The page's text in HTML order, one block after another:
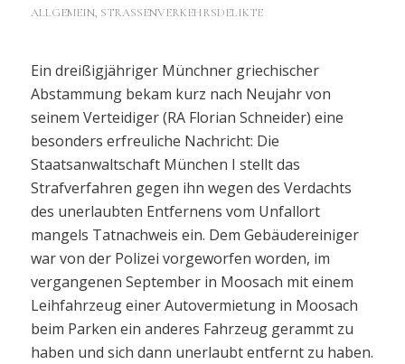
ALLGEMEIN, STRASSENVERKEHRSDELIKTE
Ein dreißigjähriger Münchner griechischer
Abstammung bekam kurz nach Neujahr von
seinem Verteidiger (RA Florian Schneider) eine
besonders erfreuliche Nachricht: Die
Staatsanwaltschaft München I stellt das
Strafverfahren gegen ihn wegen des Verdachts
des unerlaubten Entfernens vom Unfallort
mangels Tatnachweis ein. Dem Gebäudereiniger
war von der Polizei vorgeworfen worden, im
vergangenen September in Moosach mit einem
Leihfahrzeug einer Autovermietung in Moosach
beim Parken ein anderes Fahrzeug gerammt zu
haben und sich dann unerlaubt entfernt zu haben.